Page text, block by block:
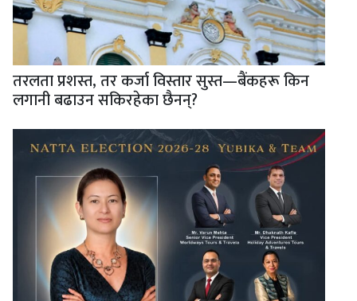
तरलता प्रशस्त, तर कर्जा विस्तार सुस्त—बैंकहरू किन
लगानी बढाउन सकिरहेका छैनन्?